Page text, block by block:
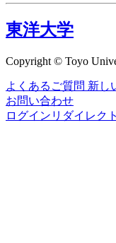
東洋大学
Copyright © Toyo
よくあるご質問 新し
お問い合わせ
ログインリダイレクト